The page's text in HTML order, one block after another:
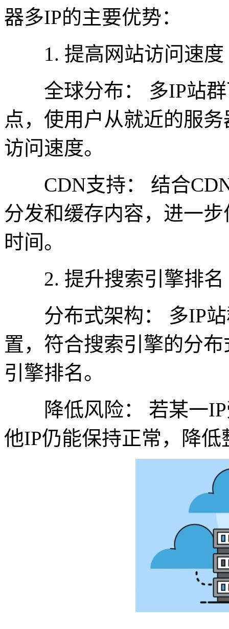
器多IP的主要优势：
1. 提高网站访问速度
全球分布： 多IP站群
点，使用户从就近的服
访问速度。
CDN支持： 结合CDN
分发和缓存内容，进一
时间。
2. 提升搜索引擎排名
分布式架构： 多IP站
置，符合搜索引擎的分
引擎排名。
降低风险： 若某一IP
他IP仍能保持正常，降